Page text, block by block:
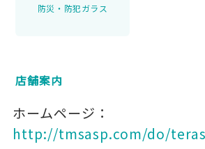
防災・防犯ガラス
店舗案内
ホームページ：
http://tmsasp.com/do/